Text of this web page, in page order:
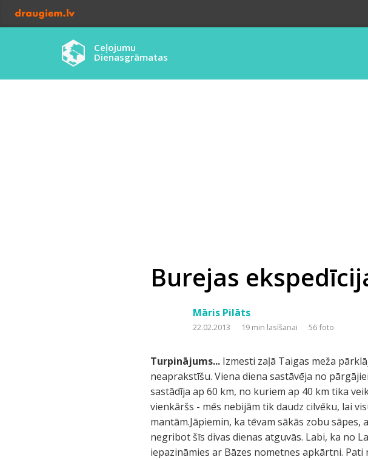
Ceļojumu
Dienasgrāmatas
Burejas
Māris Pilāts
22.02.2013 19 min lasīšanai 56 foto
Turpinājums... Izmesti zaļā Taigas meža
neaprakstīšu. Viena diena sastāvēja no
sastādīja ap 60 km, no kuriem ap 40 km tika
vienkāršs - mēs nebijām tik daudz cilvēku, lai
mantām.Jāpiemin, ka tēvam sākās zobu
negribot šīs divas dienas atguvās. Labi, ka no
iepazināmies ar Bāzes nometnes apkārtni.